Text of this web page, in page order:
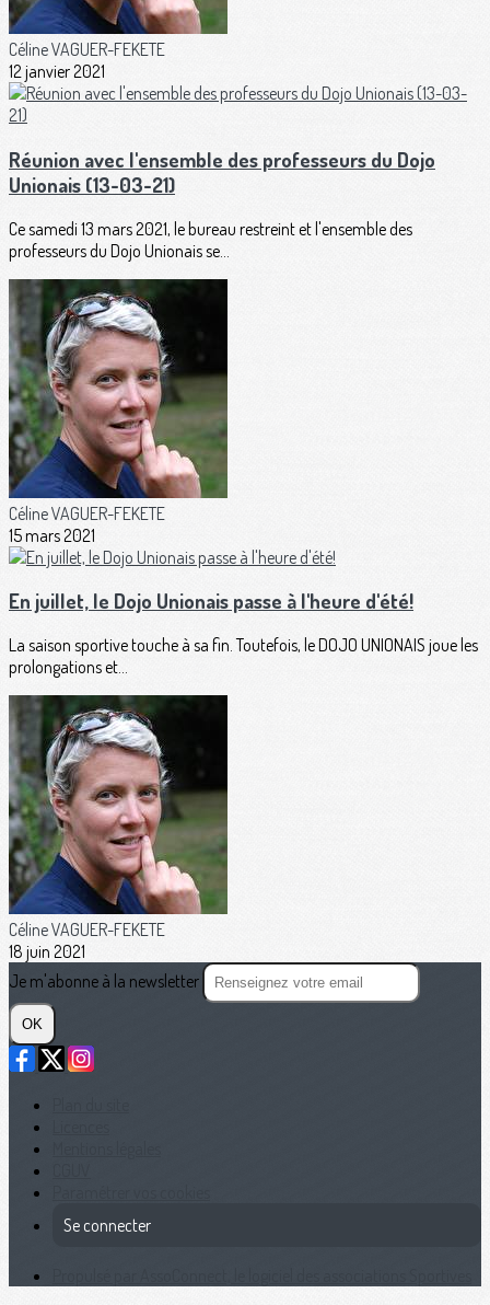
Céline VAGUER-FEKETE
12 janvier 2021
Réunion avec l'ensemble des professeurs du Dojo
Unionais (13-03-21)
Ce samedi 13 mars 2021, le bureau restreint et l'ensemble des
professeurs du Dojo Unionais se...
Céline VAGUER-FEKETE
15 mars 2021
En juillet, le Dojo Unionais passe à l'heure d'été!
La saison sportive touche à sa fin. Toutefois, le DOJO UNIONAIS joue les
prolongations et...
Céline VAGUER-FEKETE
18 juin 2021
Je m'abonne à la newsletter
OK
Se connecter